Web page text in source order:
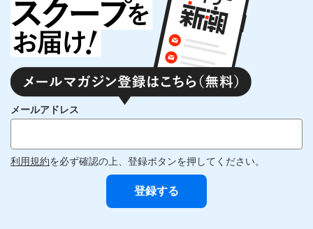
メールアドレス
利用規約を必ず確認の上、登録ボタンを押してください。